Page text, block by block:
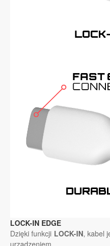
LOCK-IN EDGE
Dzięki funkcji LOCK-IN, kabel